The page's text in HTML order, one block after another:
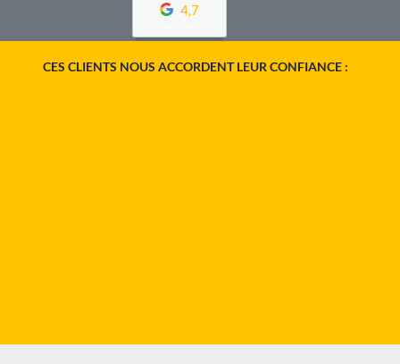
4,7
CES CLIENTS NOUS ACCORDENT LEUR CONFIANCE :